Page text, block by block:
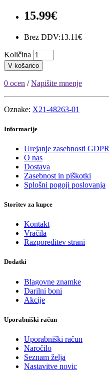
15.99€
Brez DDV:13.11€
Količina
V košarico
0 ocen /Napišite mnenje
Oznake: X21-48263-01
Informacije
Urejanje zasebnosti GDPR
O nas
Dostava
Zasebnost in piškotki
Splošni pogoji poslovanja
Storitev za kupce
Kontakt
Vračila
Razporeditev strani
Dodatki
Blagovne znamke
Darilni boni
Akcije
Uporabniški račun
Uporabniški račun
Naročilo
Seznam želja
Nastavitve novic